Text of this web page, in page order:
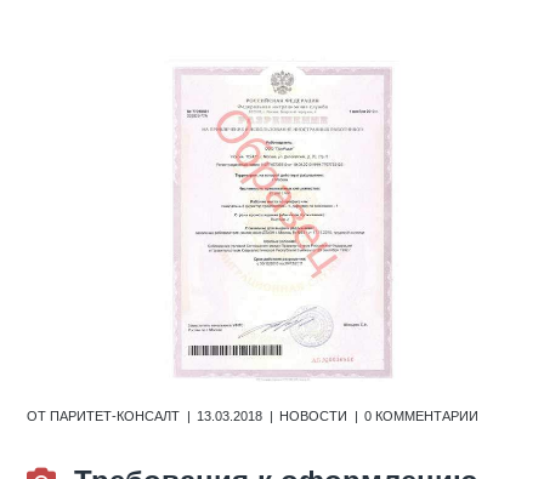
ОТПАРИТЕТ-КОНСАЛТ 13.03.2018 НОВОСТИ 0 КОММЕНТАРИИ